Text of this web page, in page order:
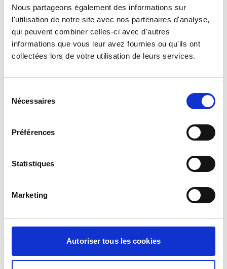
Nous partageons également des informations sur
l'utilisation de notre site avec nos partenaires d'analyse,
qui peuvent combiner celles-ci avec d'autres
informations que vous leur avez fournies ou qu'ils ont
collectées lors de votre utilisation de leurs services.
Nécessaires
Préférences
Statistiques
Marketing
Autoriser tous les cookies
Une forte expérience
opérationnelle.
en fournissant des compagnies dans le cadre du dispositif
bataillon d’appui. En 2006, le 1er REG a été engagé en Côte
FINUL renforcée. Dès l’été 2007, le régiment fournit de
nombreux personnels pour renforcer les OMLT (Operational
Mentoring and Liaison Team) ou les compagnies génie en
Afghanistan. Début 2009, le régiment a participé à
armé régulièrement la compagnie de génie de la 13e DBLE à
Djibouti. Le 1er REG ne compte plus les interventions à
Somalie, au Rwanda, en République Centrafricaine, en
Erythrée (MINUEE) et en Indonésie pour reconstruire les
et en Jordanie en 2012 pour fournir l’énergie électrique